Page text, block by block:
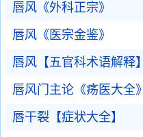
唇风《外科正宗》
唇风《医宗金鉴》
唇风【五官科术语解释】
唇风门主论《疡医大全》
唇干裂【症状大全】